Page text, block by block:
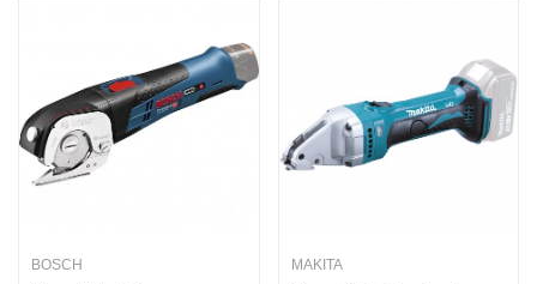
BOSCH MAKITA